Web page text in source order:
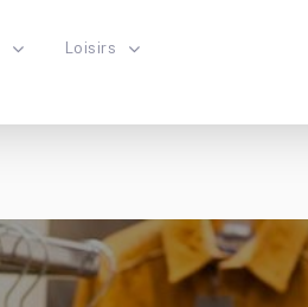
Loisirs